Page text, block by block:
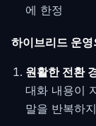
에 한정
하이브리드 운영
원활한 전환
대화 내용이
말을 반복하